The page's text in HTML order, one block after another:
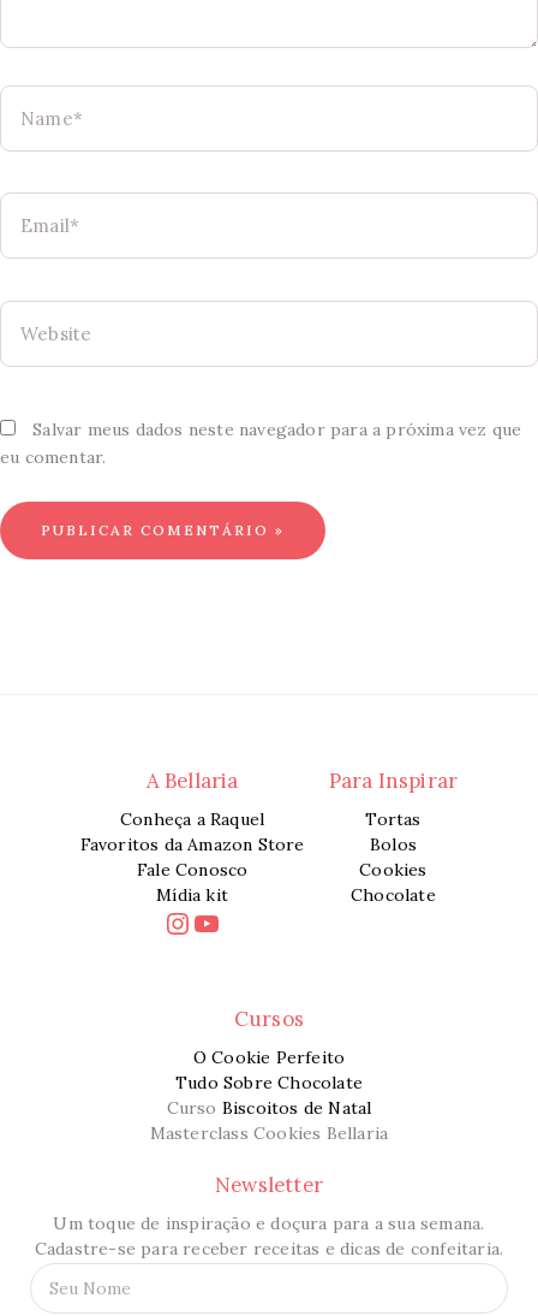
Name*
Email*
Website
Salvar meus dados neste navegador para a próxima vez que
eu comentar.
A Bellaria
Conheça a Raquel
Favoritos da Amazon Store
Fale Conosco
Mídia kit
Instagram
Youtube
Para Inspirar
Tortas
Bolos
Cookies
Chocolate
Cursos
O Cookie Perfeito
Tudo Sobre Chocolate
Curso Biscoitos de Natal
Masterclass Cookies Bellaria
Newsletter
Um toque de inspiração e doçura para a sua semana.
Cadastre-se para receber receitas e dicas de confeitaria.
N
o